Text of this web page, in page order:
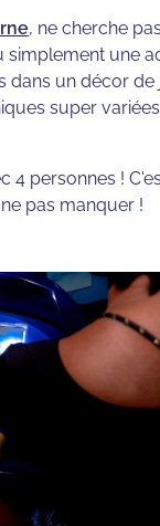
, ne cherche
une
un décor
super
personnes !
pas manquer !